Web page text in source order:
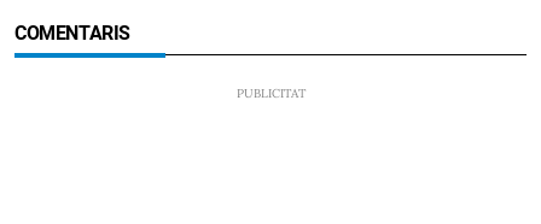
COMENTARIS